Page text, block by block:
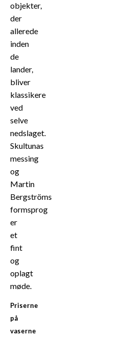
objekter,
der
allerede
inden
de
lander,
bliver
klassikere
ved
selve
nedslaget.
Skultunas
messing
og
Martin
Bergströms
formsprog
er
et
fint
og
oplagt
møde.
Priserne
på
vaserne